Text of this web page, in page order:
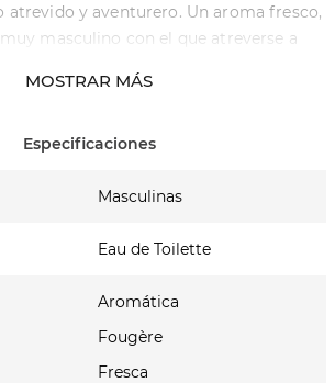
atrevido y aventurero. Un aroma fresco,
masculino con el que atreverse a
por el auténtico poder de la
MOSTRAR MÁS
Masculinas
Eau de Toilette
Aromática
Fougère
Fresca